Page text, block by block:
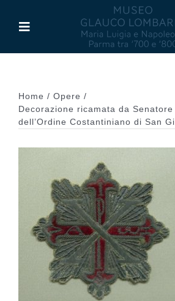
contenuto
Toggle
Maria Luigia d’Asburgo
Glauco Lombardi
Palazzo di Riserva
Attività
Pubblicazioni
Home
Opere
Decorazione ricamata da
dell’Ordine Costantiniano di San